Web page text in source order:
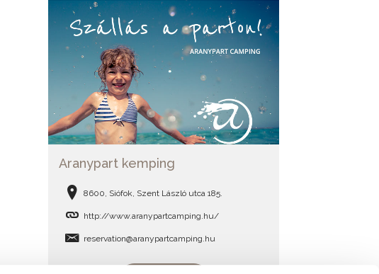
Aranypart kemping
8600, Siófok, Szent László utca 185.
http://www.aranypartcamping.hu/
reservation@aranypartcamping.hu